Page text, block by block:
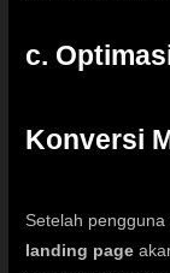
c.
Konversi
Setelah
landing page